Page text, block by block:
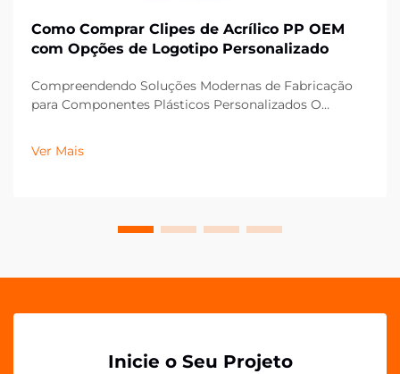
Como Comprar Clipes de Acrílico PP OEM
com Opções de Logotipo Personalizado
Compreendendo Soluções Modernas de Fabricação
para Componentes Plásticos Personalizados O
especialmente no que diz respeito a componentes
plásticos personalizados, como clipes de acrílico PP
Ver Mais
Inicie o Seu Projeto